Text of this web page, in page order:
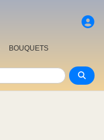
BOUQUETS